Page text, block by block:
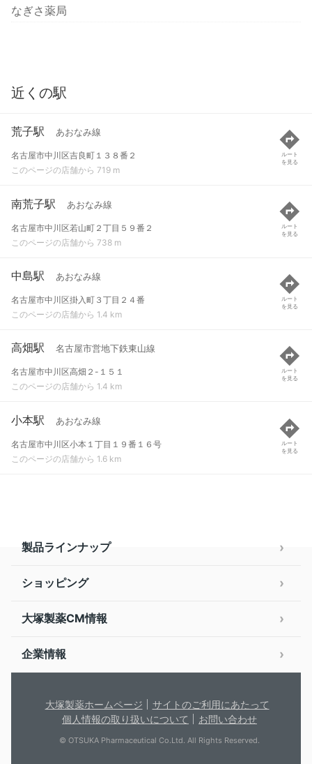
なぎさ薬局
近くの駅
荒子駅 あおなみ線
名古屋市中川区吉良町１３８番２
このページの店舗から 719 m
ルート
を見る
南荒子駅 あおなみ線
名古屋市中川区若山町２丁目５９番２
このページの店舗から 738 m
ルート
を見る
中島駅 あおなみ線
名古屋市中川区掛入町３丁目２４番
このページの店舗から 1.4 km
ルート
を見る
高畑駅 名古屋市営地下鉄東山線
名古屋市中川区高畑２-１５１
このページの店舗から 1.4 km
ルート
を見る
小本駅 あおなみ線
名古屋市中川区小本１丁目１９番１６号
このページの店舗から 1.6 km
ルート
を見る
製品ラインナップ
ショッピング
大塚製薬CM情報
企業情報
大塚製薬ホームページ
サイトのご利用にあたって
個人情報の取り扱いについて
お問い合わせ
© OTSUKA Pharmaceutical Co.Ltd. All Rights Reserved.